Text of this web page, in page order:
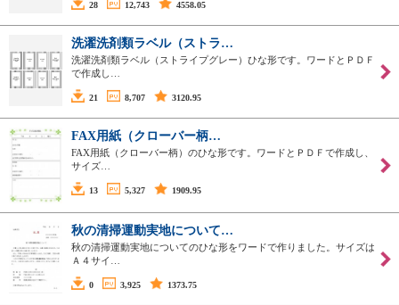
28 12,743 4558.05
洗濯洗剤類ラベル（ストラ…
洗濯洗剤類ラベル（ストライプグレー）ひな形です。ワードとＰＤＦ
で作成し…
21 8,707 3120.95
FAX用紙（クローバー柄…
FAX用紙（クローバー柄）のひな形です。ワードとＰＤＦで作成し、
サイズ…
13 5,327 1909.95
秋の清掃運動実地について…
秋の清掃運動実地についてのひな形をワードで作りました。サイズは
Ａ４サイ…
0 3,925 1373.75